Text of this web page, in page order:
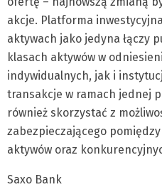
akcje. Platforma
aktywach jako jedyna łączy
klasach aktywów w
indywidualnych, jak i
transakcje w ramach jednej
również skorzystać z
zabezpieczającego
aktywów oraz
Saxo Bank